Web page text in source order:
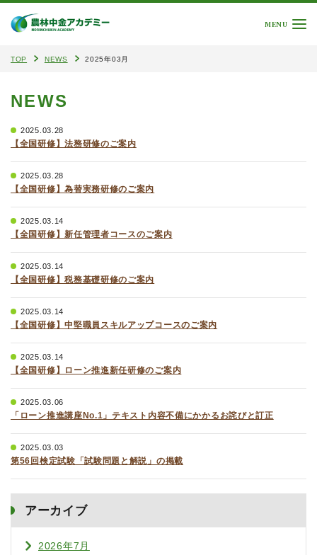
MENU
TOP NEWS 2025年03月
NEWS
2025.03.28
【全国研修】法務研修のご案内
2025.03.28
【全国研修】為替実務研修のご案内
2025.03.14
【全国研修】新任管理者コースのご案内
2025.03.14
【全国研修】税務基礎研修のご案内
2025.03.14
【全国研修】中堅職員スキルアップコースのご案内
2025.03.14
【全国研修】ローン推進新任研修のご案内
2025.03.06
「ローン推進講座No.1」テキスト内容不備にかかるお詫びと訂正
2025.03.03
第56回検定試験「試験問題と解説」の掲載
アーカイブ
2026年7月